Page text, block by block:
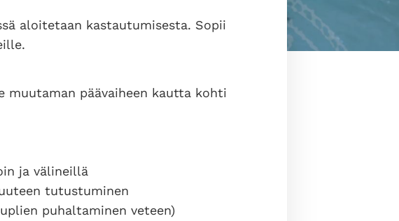
aloitetaan kastautumisesta. Sopii
muutaman päävaiheen kautta kohti
ja välineillä
tutustuminen
puhaltaminen veteen)